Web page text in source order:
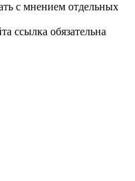
с мнением отдельных
ссылка обязательна